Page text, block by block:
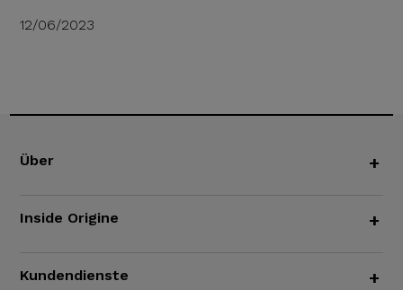
12/06/2023
Über +
Inside Origine +
Kundendienste +